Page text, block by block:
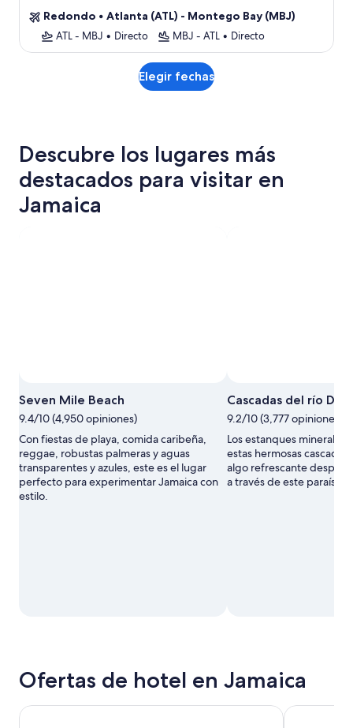
Redondo • Atlanta (ATL) - Montego Bay (MBJ)
ATL - MBJ • Directo MBJ - ATL • Directo
Elegir fechas
Descubre los lugares más
destacados para visitar en
Jamaica
Seven Mile Beach
9.4/10 (4,950 opiniones)
Con fiestas de playa, comida caribeña,
reggae, robustas palmeras y aguas
transparentes y azules, este es el lugar
perfecto para experimentar Jamaica con
estilo.
Cascadas del río
9.2/10 (3,777 opiniones)
Los estanques minerales
estas hermosas cascadas
algo refrescante
a través de este paraíso
Ofertas de hotel en Jamaica
S Hotel Kingston Hotel Riu